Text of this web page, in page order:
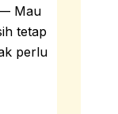
Mau
tetap
perlu